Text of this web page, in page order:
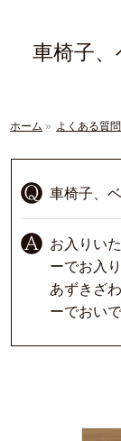
車椅子
ホーム » よくある質問
車椅子、
お入りい
ーでお入
あずきざ
ーでおい